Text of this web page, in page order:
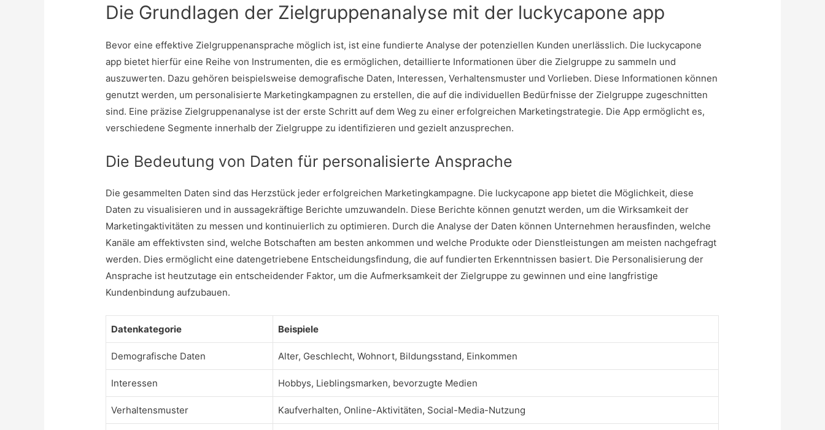
Die Grundlagen der Zielgruppenanalyse mit der luckycapone app
Bevor eine effektive Zielgruppenansprache möglich ist, ist eine fundierte Analyse der potenziellen Kunden unerlässlich. Die luckycapone
app bietet hierfür eine Reihe von Instrumenten, die es ermöglichen, detaillierte Informationen über die Zielgruppe zu sammeln und
auszuwerten. Dazu gehören beispielsweise demografische Daten, Interessen, Verhaltensmuster und Vorlieben. Diese Informationen können
genutzt werden, um personalisierte Marketingkampagnen zu erstellen, die auf die individuellen Bedürfnisse der Zielgruppe zugeschnitten
sind. Eine präzise Zielgruppenanalyse ist der erste Schritt auf dem Weg zu einer erfolgreichen Marketingstrategie. Die App ermöglicht es,
verschiedene Segmente innerhalb der Zielgruppe zu identifizieren und gezielt anzusprechen.
Die Bedeutung von Daten für personalisierte Ansprache
Die gesammelten Daten sind das Herzstück jeder erfolgreichen Marketingkampagne. Die luckycapone app bietet die Möglichkeit, diese
Daten zu visualisieren und in aussagekräftige Berichte umzuwandeln. Diese Berichte können genutzt werden, um die Wirksamkeit der
Marketingaktivitäten zu messen und kontinuierlich zu optimieren. Durch die Analyse der Daten können Unternehmen herausfinden, welche
Kanäle am effektivsten sind, welche Botschaften am besten ankommen und welche Produkte oder Dienstleistungen am meisten nachgefragt
werden. Dies ermöglicht eine datengetriebene Entscheidungsfindung, die auf fundierten Erkenntnissen basiert. Die Personalisierung der
Ansprache ist heutzutage ein entscheidender Faktor, um die Aufmerksamkeit der Zielgruppe zu gewinnen und eine langfristige
Kundenbindung aufzubauen.
Datenkategorie Beispiele
Demografische Daten Alter, Geschlecht, Wohnort, Bildungsstand, Einkommen
Interessen Hobbys, Lieblingsmarken, bevorzugte Medien
Verhaltensmuster Kaufverhalten, Online-Aktivitäten, Social-Media-Nutzung